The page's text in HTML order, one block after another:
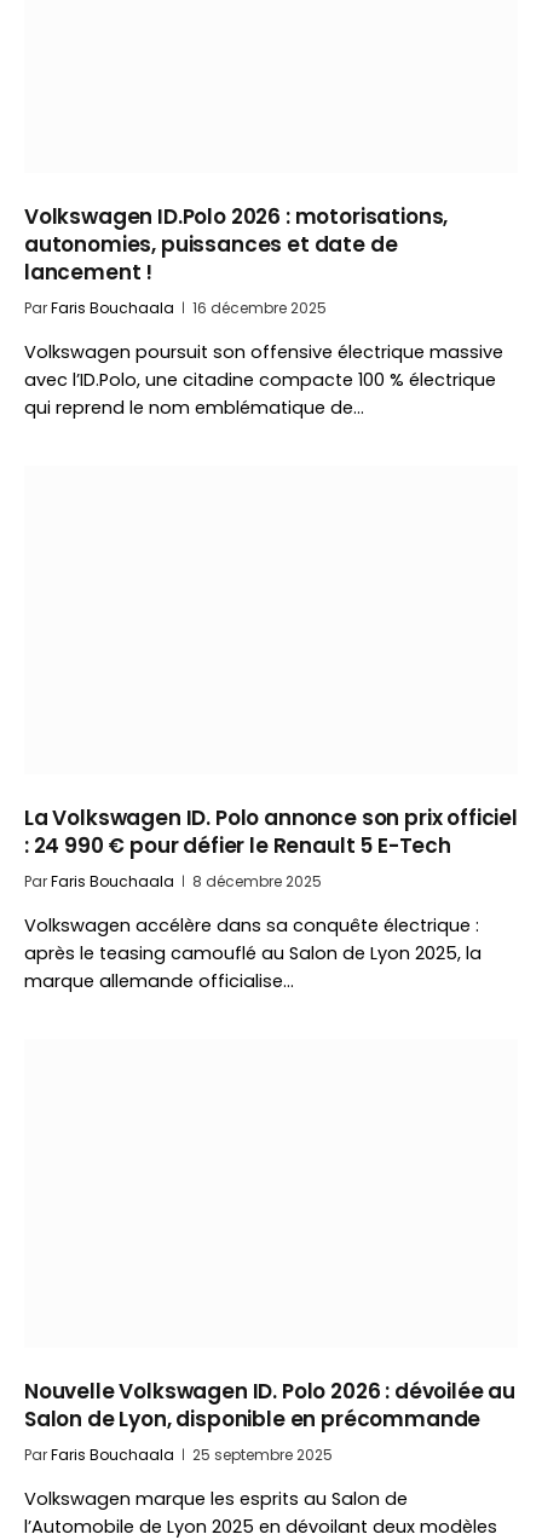
Volkswagen ID.Polo 2026 : motorisations,
autonomies, puissances et date de
lancement !
ParFaris Bouchaala 16 décembre 2025
Volkswagen poursuit son offensive électrique massive
avec l’ID.Polo, une citadine compacte 100 % électrique
qui reprend le nom emblématique de…
La Volkswagen ID. Polo annonce son prix officiel
: 24 990 € pour défier le Renault 5 E-Tech
ParFaris Bouchaala 8 décembre 2025
Volkswagen accélère dans sa conquête électrique :
après le teasing camouflé au Salon de Lyon 2025, la
marque allemande officialise…
Nouvelle Volkswagen ID. Polo 2026 : dévoilée au
Salon de Lyon, disponible en précommande
ParFaris Bouchaala 25 septembre 2025
Volkswagen marque les esprits au Salon de
l’Automobile de Lyon 2025 en dévoilant deux modèles